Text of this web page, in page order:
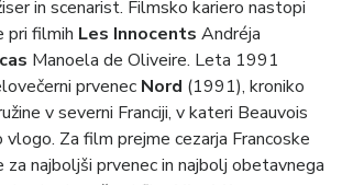
in scenarist. Filmsko kariero nastopi
pri filmih Les Innocents Andréja
Manoela de Oliveire. Leta 1991
prvenec Nord (1991), kroniko
v severni Franciji, v kateri Beauvois
Za film prejme cezarja Francoske
najboljši prvenec in najbolj obetavnega